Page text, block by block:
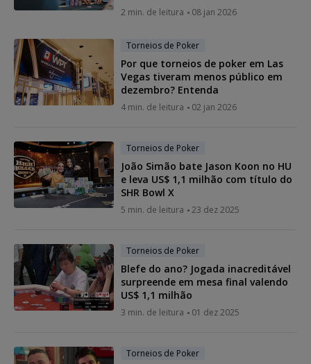
2 min. de leitura 08 jan 2026
Torneios de Poker
Por que torneios de poker em Las
Vegas tiveram menos público em
dezembro? Entenda
4 min. de leitura 02 jan 2026
Torneios de Poker
João Simão bate Jason Koon no HU
e leva US$ 1,1 milhão com título do
SHR Bowl X
5 min. de leitura 23 dez 2025
Torneios de Poker
Blefe do ano? Jogada inacreditável
surpreende em mesa final valendo
US$ 1,1 milhão
3 min. de leitura 01 dez 2025
Torneios de Poker